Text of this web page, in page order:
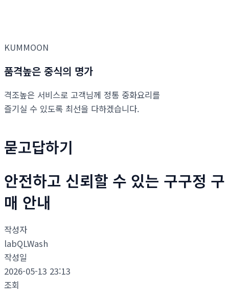
KUMMOON
품격높은 중식의 명가
격조높은 서비스로 고객님께 정통 중화요리를
즐기실 수 있도록 최선을 다하겠습니다.
묻고답하기
안전하고 신뢰할 수 있는 구구정 구
매 안내
작성자
labQLWash
작성일
2026-05-13 23:13
조회